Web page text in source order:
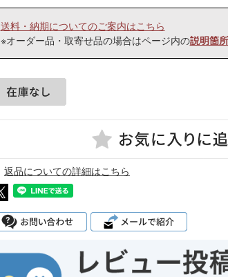
送料・納期についてのご案内はこちら
※オーダー品・取寄せ品の場合はページ内の説明箇所
返品についての詳細はこちら